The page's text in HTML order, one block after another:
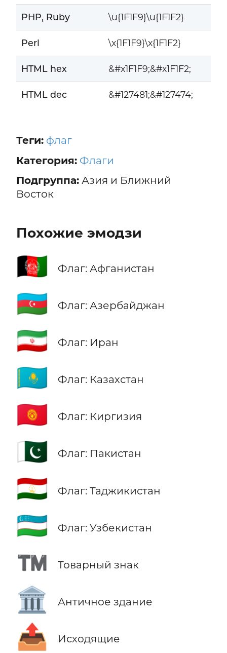
PHP, Ruby \u{1F1F9}\u{1F1F2}
Perl \x{1F1F9}\x{1F1F2}
HTML hex &#x1F1F9;&#x1F1F2;
HTML dec &#127481;&#127474;
Теги: флаг
Категория: Флаги
Подгруппа:Азия и Ближний
Восток
Похожие эмодзи
🇦🇫 Флаг: Афганистан
🇦🇿 Флаг: Азербайджан
🇮🇷 Флаг: Иран
🇰🇿 Флаг: Казахстан
🇰🇬 Флаг: Киргизия
🇵🇰 Флаг: Пакистан
🇹🇯 Флаг: Таджикистан
🇺🇿 Флаг: Узбекистан
™️ Товарный знак
🏛️ Античное здание
📤 Исходящие